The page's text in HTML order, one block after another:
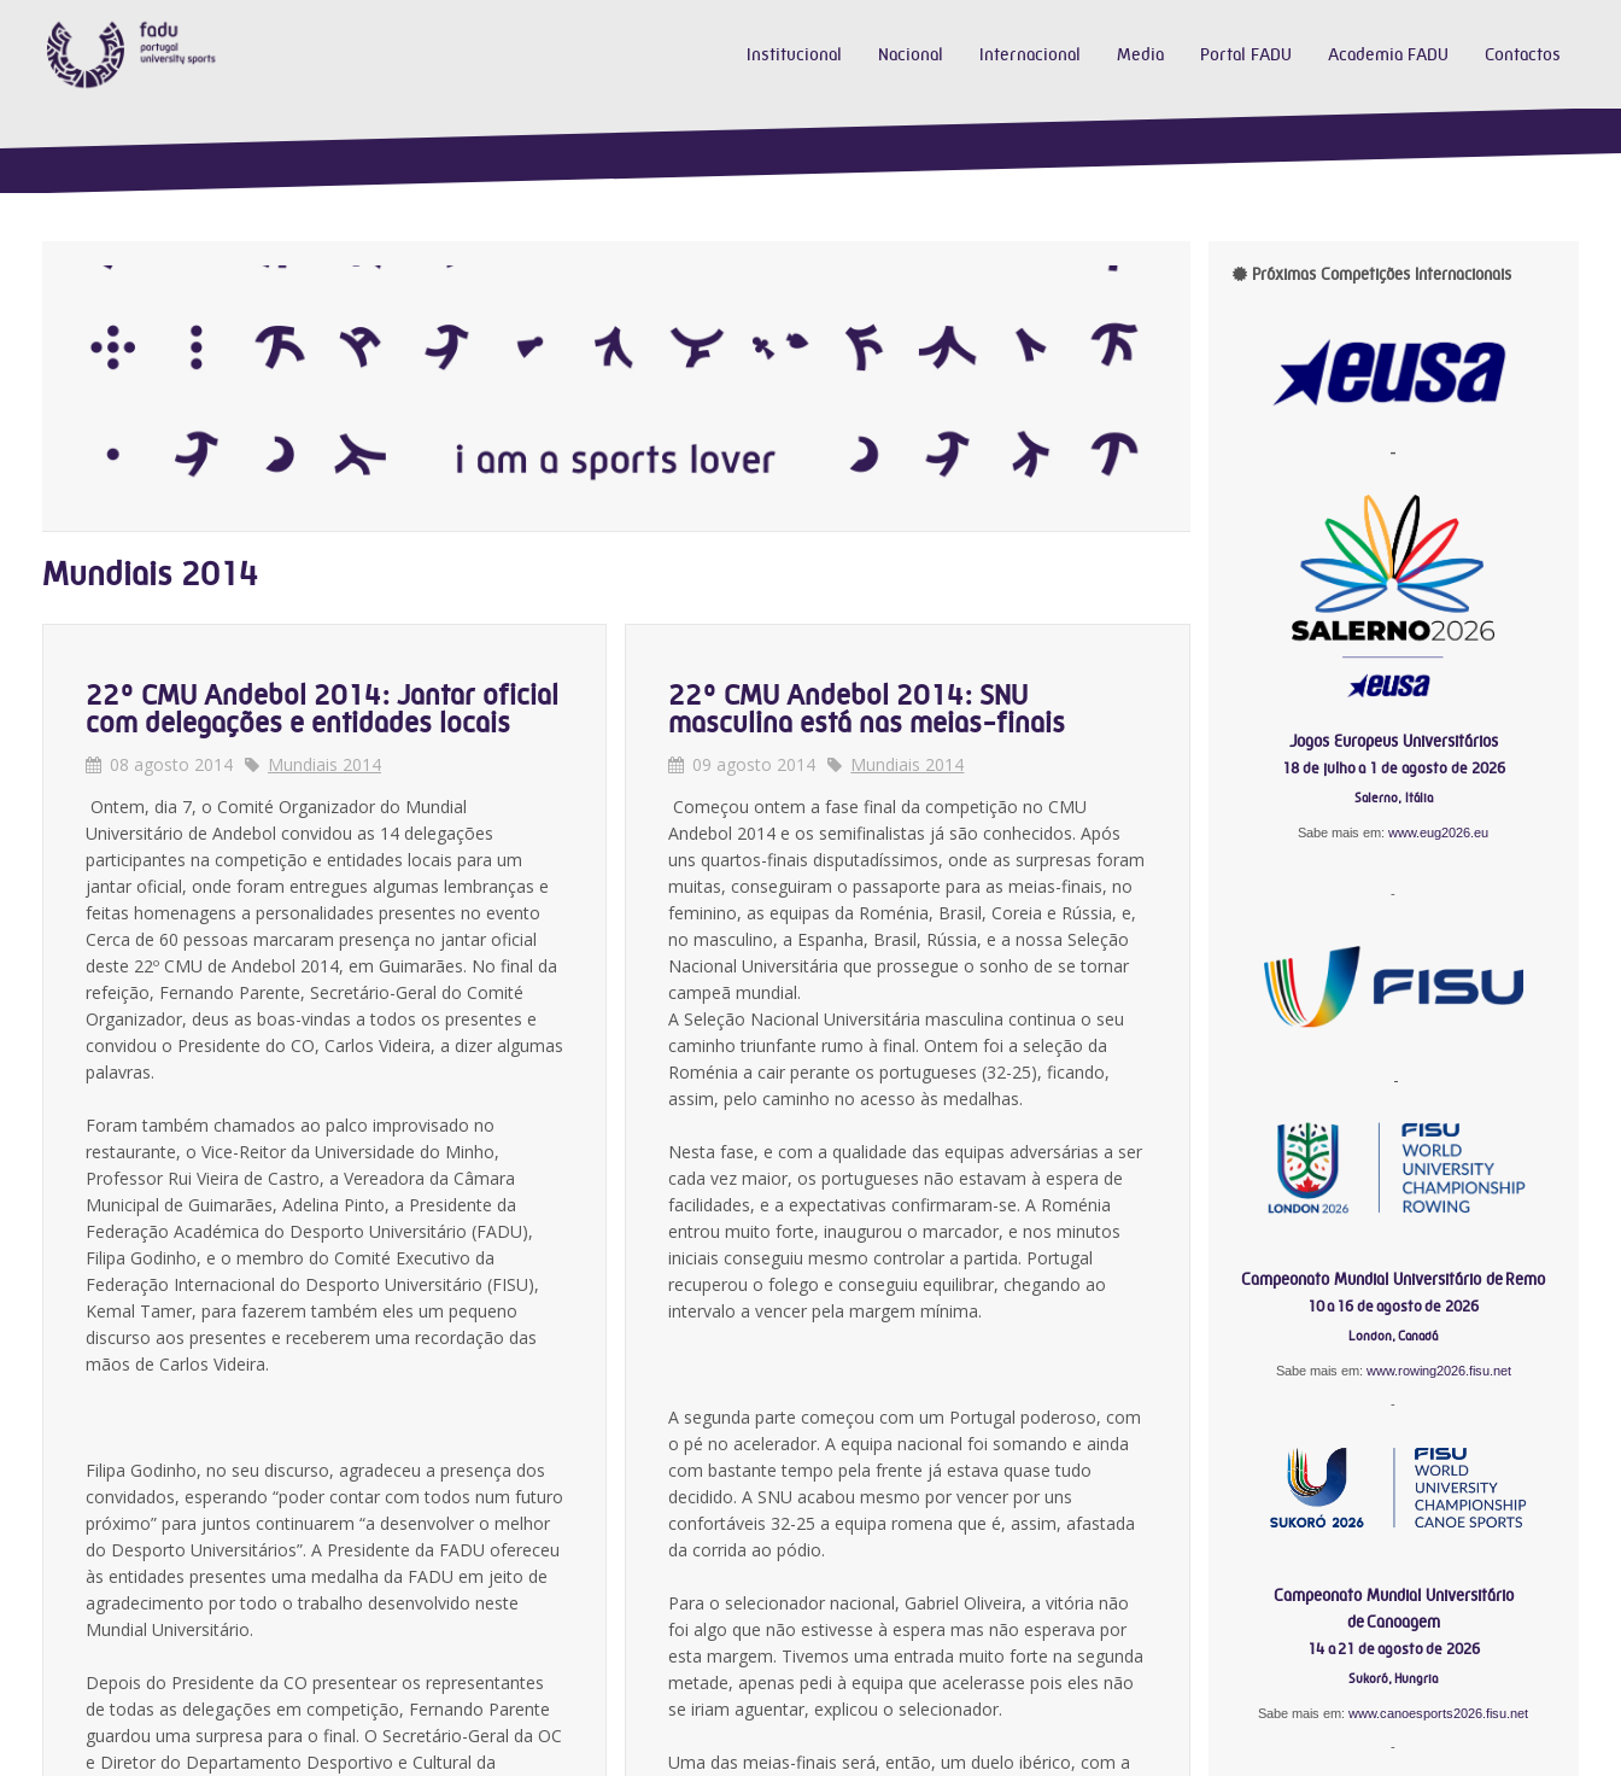
Institucional Nacional Internacional Media Portal FADU Academia FADU Contactos
Mundiais 2014
22º CMU Andebol 2014: Jantar oficial
com delegações e entidades locais
08 agosto 2014
Mundiais 2014
Ontem, dia 7, o Comité Organizador do Mundial
Universitário de Andebol convidou as 14 delegações
participantes na competição e entidades locais para um
jantar oficial, onde foram entregues algumas lembranças e
feitas homenagens a personalidades presentes no evento
Cerca de 60 pessoas marcaram presença no jantar oficial
deste 22º CMU de Andebol 2014, em Guimarães. No final da
refeição, Fernando Parente, Secretário-Geral do Comité
Organizador, deus as boas-vindas a todos os presentes e
convidou o Presidente do CO, Carlos Videira, a dizer algumas
palavras.
Foram também chamados ao palco improvisado no
restaurante, o Vice-Reitor da Universidade do Minho,
Professor Rui Vieira de Castro, a Vereadora da Câmara
Municipal de Guimarães, Adelina Pinto, a Presidente da
Federação Académica do Desporto Universitário (FADU),
Filipa Godinho, e o membro do Comité Executivo da
Federação Internacional do Desporto Universitário (FISU),
Kemal Tamer, para fazerem também eles um pequeno
discurso aos presentes e receberem uma recordação das
mãos de Carlos Videira.
Filipa Godinho, no seu discurso, agradeceu a presença dos
convidados, esperando “poder contar com todos num futuro
próximo” para juntos continuarem “a desenvolver o melhor
do Desporto Universitários”. A Presidente da FADU ofereceu
às entidades presentes uma medalha da FADU em jeito de
agradecimento por todo o trabalho desenvolvido neste
Mundial Universitário.
Depois do Presidente da CO presentear os representantes
de todas as delegações em competição, Fernando Parente
guardou uma surpresa para o final. O Secretário-Geral da OC
e Diretor do Departamento Desportivo e Cultural da
22º CMU Andebol 2014: SNU
masculina está nas meias-finais
09 agosto 2014
Mundiais 2014
Começou ontem a fase final da competição no CMU
Andebol 2014 e os semifinalistas já são conhecidos. Após
uns quartos-finais disputadíssimos, onde as surpresas foram
muitas, conseguiram o passaporte para as meias-finais, no
feminino, as equipas da Roménia, Brasil, Coreia e Rússia, e,
no masculino, a Espanha, Brasil, Rússia, e a nossa Seleção
Nacional Universitária que prossegue o sonho de se tornar
campeã mundial.
A Seleção Nacional Universitária masculina continua o seu
caminho triunfante rumo à final. Ontem foi a seleção da
Roménia a cair perante os portugueses (32-25), ficando,
assim, pelo caminho no acesso às medalhas.
Nesta fase, e com a qualidade das equipas adversárias a ser
cada vez maior, os portugueses não estavam à espera de
facilidades, e a expectativas confirmaram-se. A Roménia
entrou muito forte, inaugurou o marcador, e nos minutos
iniciais conseguiu mesmo controlar a partida. Portugal
recuperou o folego e conseguiu equilibrar, chegando ao
intervalo a vencer pela margem mínima.
A segunda parte começou com um Portugal poderoso, com
o pé no acelerador. A equipa nacional foi somando e ainda
com bastante tempo pela frente já estava quase tudo
decidido. A SNU acabou mesmo por vencer por uns
confortáveis 32-25 a equipa romena que é, assim, afastada
da corrida ao pódio.
Para o selecionador nacional, Gabriel Oliveira, a vitória não
foi algo que não estivesse à espera mas não esperava por
esta margem. Tivemos uma entrada muito forte na segunda
metade, apenas pedi à equipa que acelerasse pois eles não
se iriam aguentar, explicou o selecionador.
Uma das meias-finais será, então, um duelo ibérico, com a
Próximas Competições Internacionais
-
Jogos Europeus Universitários
18 de julho a 1 de agosto de 2026
Salerno, Itália
Sabe mais em:www.eug2026.eu
-
-
Campeonato Mundial Universitário de Remo
10 a 16 de agosto de 2026
London, Canadá
Sabe mais em: www.rowing2026.fisu.net
-
Campeonato Mundial Universitário
de Canoagem
14 a 21 de agosto de 2026
Sukoró, Hungria
Sabe mais em:www.canoesports2026.fisu.net
-